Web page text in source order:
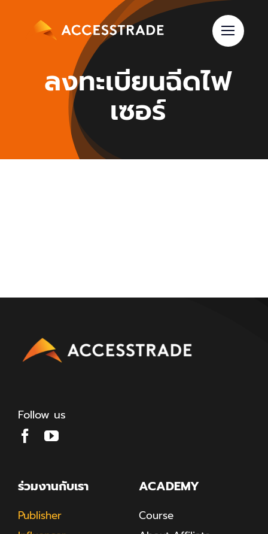
ลงทะเบียนฉีดไฟ
เซอร์
Follow us
ร่วมงานกับเรา
Publisher
ACADEMY
Course